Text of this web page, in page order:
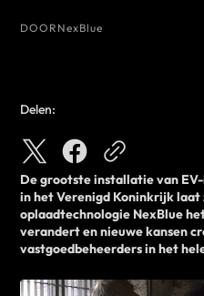
DOOR NexBlue
Delen:
De grootste installatie van
in het Verenigd Koninkrijk laat
oplaadtechnologie NexBlue
verandert en nieuwe kansen
vastgoedbeheerders in het